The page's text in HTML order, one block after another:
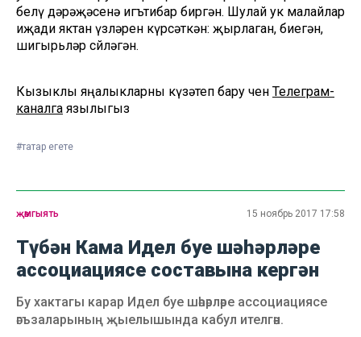
белү дәрәҗәсенә игътибар биргән. Шулай ук малайлар
иҗади яктан үзләрен күрсәткән: җырлаган, биегән,
шигырьләр сөйләгән.
Кызыклы яңалыкларны күзәтеп бару өчен Телеграм-
каналга язылыгыз
#татар егете
җәмгыять 15 ноябрь 2017 17:58
Түбән Кама Идел буе шәһәрләре
ассоциациясе составына кергән
Бу хактагы карар Идел буе шәһәрләре ассоциациясе
әгъзаларының җыелышында кабул ителгән.